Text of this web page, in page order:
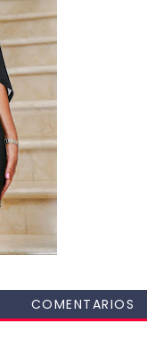
COMENTARIOS